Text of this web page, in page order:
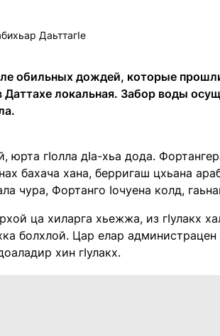
обильных дождей, которые
локальная. Забор воды
юрта гIолла дIа-хьа дода.
бахача хана, берригаш цхьана
чура, Фортанго Iочуена колд,
ца хиларга хьежжа, из гIулакх
болхлой. Цар елар администрацен
хин гIулакх.